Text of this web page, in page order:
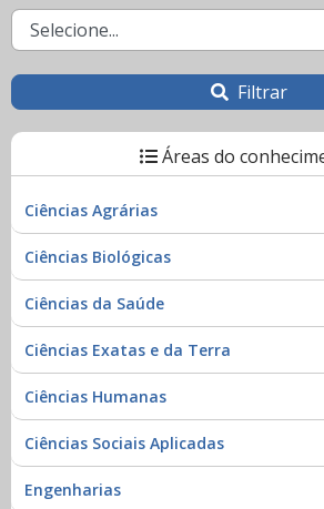
Filtrar
Áreas do
Ciências Agrárias
Ciências Biológicas
Ciências da Saúde
Ciências Exatas e da Terra
Ciências Humanas
Ciências Sociais Aplicadas
Engenharias